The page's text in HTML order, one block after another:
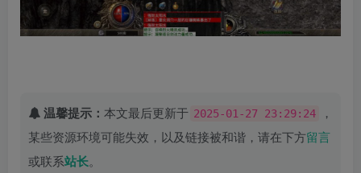
温馨提示： 本文最后更新于 2025-01-27 23:29:24
，
某些资源环境可能失效，以及链接被和谐，请在下方留言
或联系站长。